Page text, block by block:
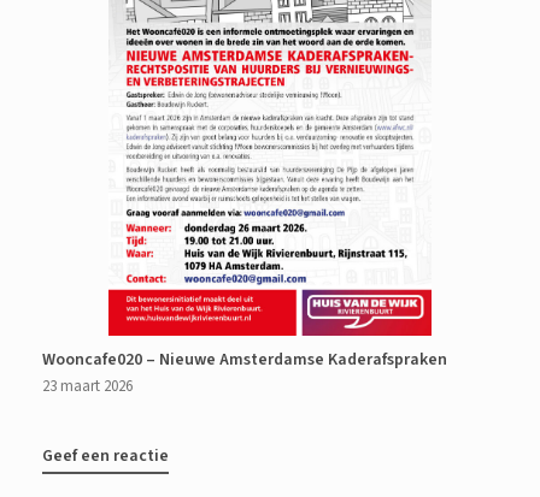
Wooncafe020 – Nieuwe Amsterdamse Kaderafspraken
23 maart 2026
Geef een reactie